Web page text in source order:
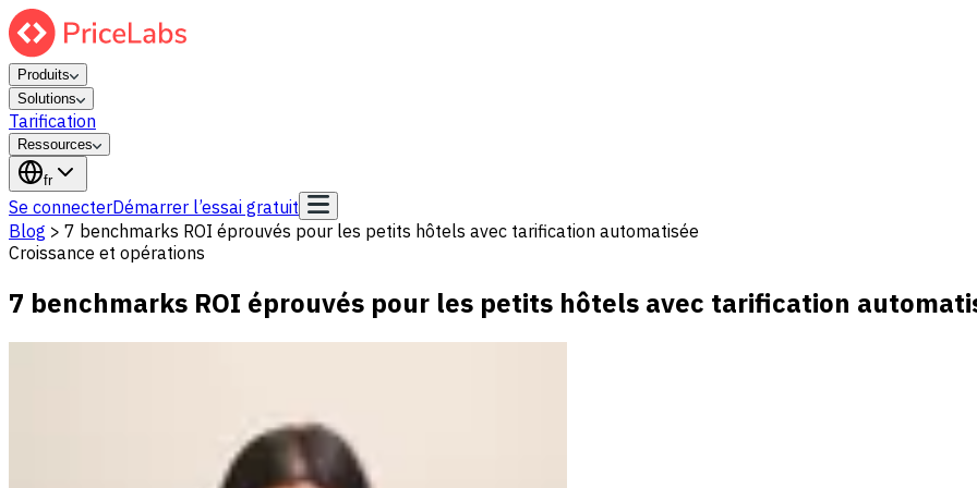
Produits
Solutions
Tarification
Ressources
fr
Se connecterDémarrer l’essai gratuit
Blog > 7 benchmarks ROI éprouvés pour les petits hôtels avec tarification automatisée
Croissance et opérations
7 benchmarks ROI éprouvés pour les petits hôtels avec tarification